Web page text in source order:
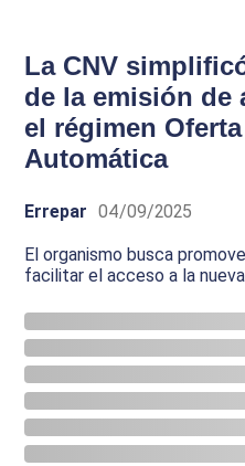
La CNV
de la emisión de
el régimen
Automática
Errepar 04/09/2025
El organismo busca
facilitar el acceso a la